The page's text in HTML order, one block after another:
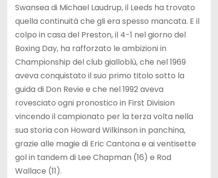
Swansea di Michael Laudrup, il Leeds ha trovato
quella continuità che gli era spesso mancata. E il
colpo in casa del Preston, il 4-1 nel giorno del
Boxing Day, ha rafforzato le ambizioni in
Championship del club gialloblù, che nel 1969
aveva conquistato il suo primo titolo sotto la
guida di Don Revie e che nel 1992 aveva
rovesciato ogni pronostico in First Division
vincendo il campionato per la terza volta nella
sua storia con Howard Wilkinson in panchina,
grazie alle magie di Eric Cantona e ai ventisette
gol in tandem di Lee Chapman (16) e Rod
Wallace (11).